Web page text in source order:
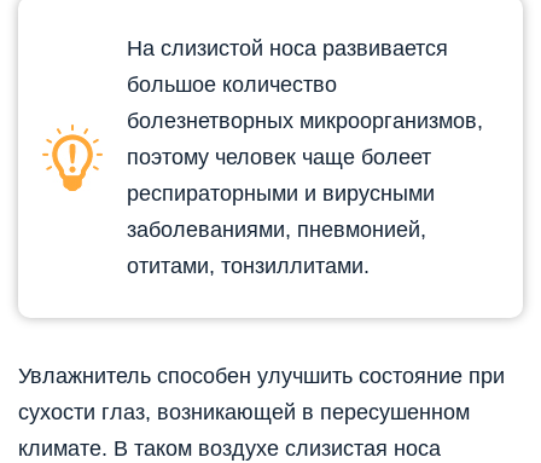
На слизистой носа развивается
большое количество
болезнетворных микроорганизмов,
поэтому человек чаще болеет
респираторными и вирусными
заболеваниями, пневмонией,
отитами, тонзиллитами.
Увлажнитель способен улучшить состояние при
сухости глаз, возникающей в пересушенном
климате. В таком воздухе слизистая носа